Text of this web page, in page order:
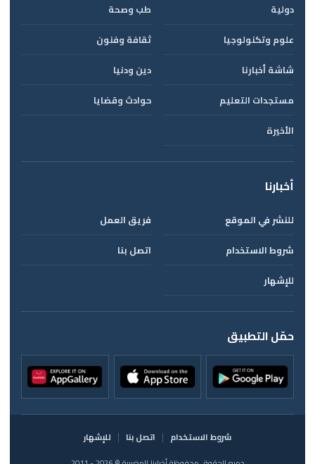
دولية
طب وصحة
علوم وتكنولوجيا
ثقافة وفنون
شاشة أخبارنا
دين ودنيا
مستجدات التعليم
حوادث وقضايا
الأخيرة
أخبارنا
للنشر في الموقع
فريق العمل
شروط الاستخدام
اتصل بنا
للإشهار
حمّل التطبيق
شروط الاستخدام اتصل بنا
للإشهار